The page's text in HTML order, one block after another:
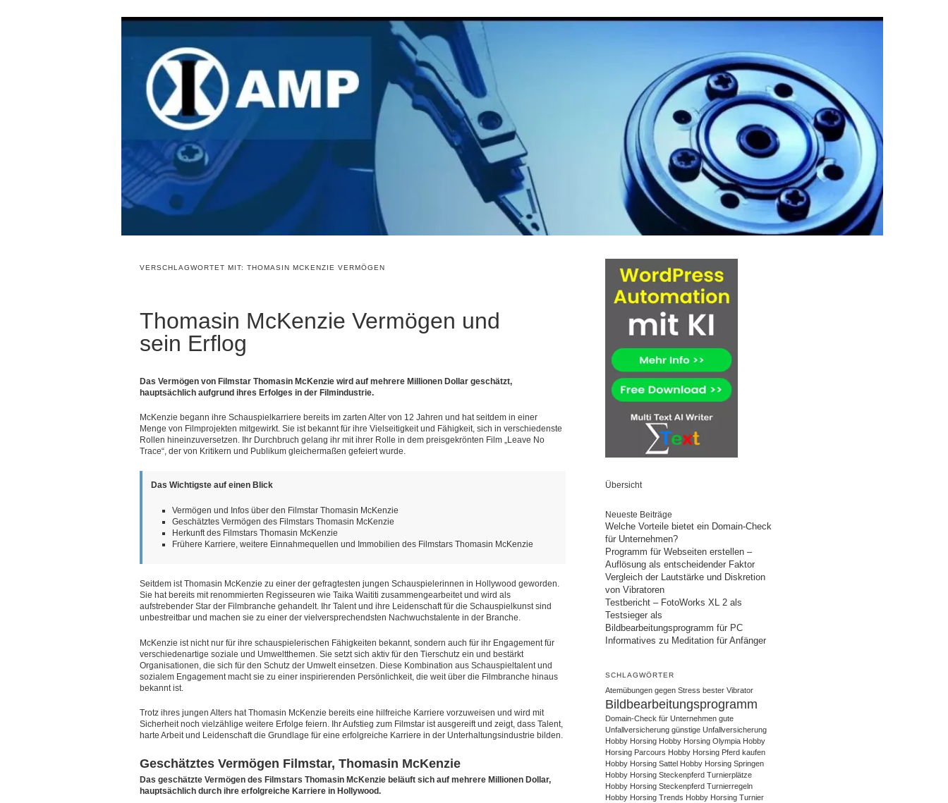
VERSCHLAGWORTET MIT: THOMASIN MCKENZIE VERMÖGEN
Thomasin McKenzie Vermögen und
sein Erflog
Das Vermögen von Filmstar Thomasin McKenzie wird auf mehrere Millionen Dollar geschätzt,
hauptsächlich aufgrund ihres Erfolges in der Filmindustrie.
McKenzie begann ihre Schauspielkarriere bereits im zarten Alter von 12 Jahren und hat seitdem in einer
Menge von Filmprojekten mitgewirkt. Sie ist bekannt für ihre Vielseitigkeit und Fähigkeit, sich in verschiedenste
Rollen hineinzuversetzen. Ihr Durchbruch gelang ihr mit ihrer Rolle in dem preisgekrönten Film „Leave No
Trace“, der von Kritikern und Publikum gleichermaßen gefeiert wurde.
Das Wichtigste auf einen Blick
Vermögen und Infos über den Filmstar Thomasin McKenzie
Geschätztes Vermögen des Filmstars Thomasin McKenzie
Herkunft des Filmstars Thomasin McKenzie
Frühere Karriere, weitere Einnahmequellen und Immobilien des Filmstars Thomasin McKenzie
Seitdem ist Thomasin McKenzie zu einer der gefragtesten jungen Schauspielerinnen in Hollywood geworden.
Sie hat bereits mit renommierten Regisseuren wie Taika Waititi zusammengearbeitet und wird als
aufstrebender Star der Filmbranche gehandelt. Ihr Talent und ihre Leidenschaft für die Schauspielkunst sind
unbestreitbar und machen sie zu einer der vielversprechendsten Nachwuchstalente in der Branche.
McKenzie ist nicht nur für ihre schauspielerischen Fähigkeiten bekannt, sondern auch für ihr Engagement für
verschiedenartige soziale und Umweltthemen. Sie setzt sich aktiv für den Tierschutz ein und bestärkt
Organisationen, die sich für den Schutz der Umwelt einsetzen. Diese Kombination aus Schauspieltalent und
sozialem Engagement macht sie zu einer inspirierenden Persönlichkeit, die weit über die Filmbranche hinaus
bekannt ist.
Trotz ihres jungen Alters hat Thomasin McKenzie bereits eine hilfreiche Karriere vorzuweisen und wird mit
Sicherheit noch vielzählige weitere Erfolge feiern. Ihr Aufstieg zum Filmstar ist ausgereift und zeigt, dass Talent,
harte Arbeit und Leidenschaft die Grundlage für eine erfolgreiche Karriere in der Unterhaltungsindustrie bilden.
Geschätztes Vermögen Filmstar, Thomasin McKenzie
Das geschätzte Vermögen des Filmstars Thomasin McKenzie beläuft sich auf mehrere Millionen Dollar,
hauptsächlich durch ihre erfolgreiche Karriere in Hollywood.
Übersicht
Neueste Beiträge
Welche Vorteile bietet ein Domain-Check
für Unternehmen?
Programm für Webseiten erstellen –
Auflösung als entscheidender Faktor
Vergleich der Lautstärke und Diskretion
von Vibratoren
Testbericht – FotoWorks XL 2 als
Testsieger als
Bildbearbeitungsprogramm für PC
Informatives zu Meditation für Anfänger
SCHLAGWÖRTER
Atemübungen gegen Stress bester Vibrator
Bildbearbeitungsprogramm
Domain-Check für Unternehmen gute
Unfallversicherung günstige Unfallversicherung
Hobby Horsing Hobby Horsing Olympia Hobby
Horsing Parcours Hobby Horsing Pferd kaufen
Hobby Horsing Sattel Hobby Horsing Springen
Hobby Horsing Steckenpferd Turnierplätze
Hobby Horsing Steckenpferd Turnierregeln
Hobby Horsing Trends Hobby Horsing Turnier